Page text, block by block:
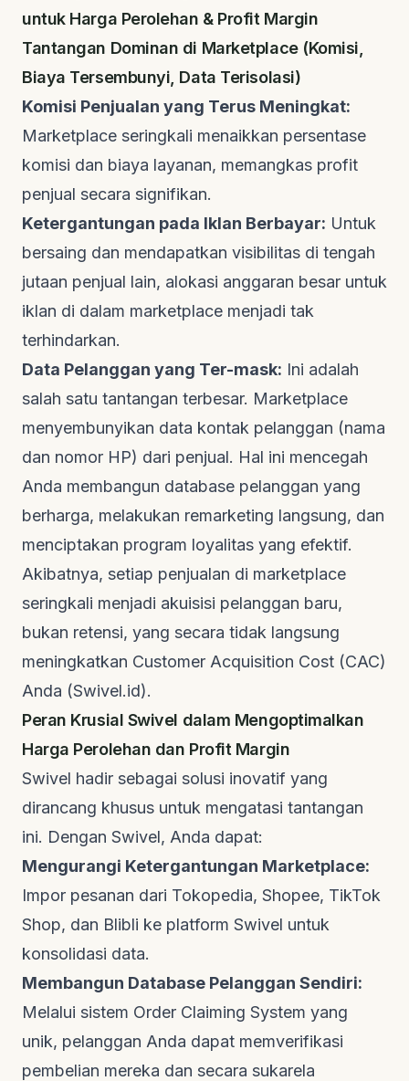
untuk Harga Perolehan & Profit Margin
Tantangan Dominan di Marketplace (Komisi,
Biaya Tersembunyi, Data Terisolasi)
Komisi Penjualan yang Terus Meningkat:
Marketplace seringkali menaikkan persentase
komisi dan biaya layanan, memangkas profit
penjual secara signifikan.
Ketergantungan pada Iklan Berbayar: Untuk
bersaing dan mendapatkan visibilitas di tengah
jutaan penjual lain, alokasi anggaran besar untuk
iklan di dalam marketplace menjadi tak
terhindarkan.
Data Pelanggan yang Ter-mask: Ini adalah
salah satu tantangan terbesar. Marketplace
menyembunyikan data kontak pelanggan (nama
dan nomor HP) dari penjual. Hal ini mencegah
Anda membangun database pelanggan yang
berharga, melakukan remarketing langsung, dan
menciptakan program loyalitas yang efektif.
Akibatnya, setiap penjualan di marketplace
seringkali menjadi akuisisi pelanggan baru,
bukan retensi, yang secara tidak langsung
meningkatkan Customer Acquisition Cost (CAC)
Anda (Swivel.id).
Peran Krusial Swivel dalam Mengoptimalkan
Harga Perolehan dan Profit Margin
Swivel hadir sebagai solusi inovatif yang
dirancang khusus untuk mengatasi tantangan
ini. Dengan Swivel, Anda dapat:
Mengurangi Ketergantungan Marketplace:
Impor pesanan dari Tokopedia, Shopee, TikTok
Shop, dan Blibli ke platform Swivel untuk
konsolidasi data.
Membangun Database Pelanggan Sendiri:
Melalui sistem Order Claiming System yang
unik, pelanggan Anda dapat memverifikasi
pembelian mereka dan secara sukarela